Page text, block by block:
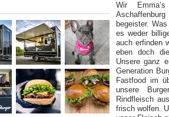
Wir
begeister.
es weder
auch erfinden
eben doch
Unsere ganz
Generation
Fastfood im
unsere
Rindfleisch
frisch wolfen.